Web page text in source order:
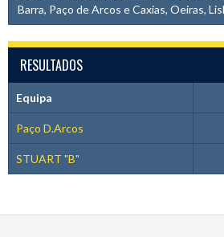
Barra, Paço de Arcos e Caxias, Oeiras,
RESULTADOS
Equipa
Paço D.Arcos
STUART "B"